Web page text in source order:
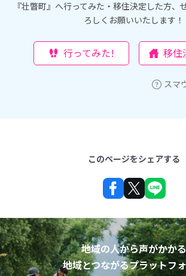
『壮瞥町』へ行ってみた・移住決定した方、
ろしくお願いいたします！
行ってみた! 移住
スマ
このページをシェアする
地域の人から声がかかる
地域とつながるプラットフ